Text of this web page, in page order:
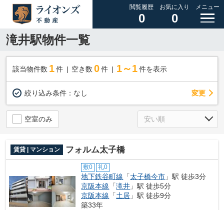
閲覧履歴
0
お気に入り
0
メニュー
滝井駅物件一覧
該当物件数 1件 空き数 0 件 1～1 件を表示
絞り込み条件： なし 変更
空室のみ
賃貸 | マンション フォルム太子橋
敷0 礼0
地下鉄谷町線 「太子橋今市 」駅 徒歩3分
京阪本線 「滝井 」駅 徒歩5分
京阪本線 「土居 」駅 徒歩9分
築33年